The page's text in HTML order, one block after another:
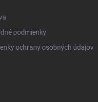
podmienky
ochrany osobných údajov